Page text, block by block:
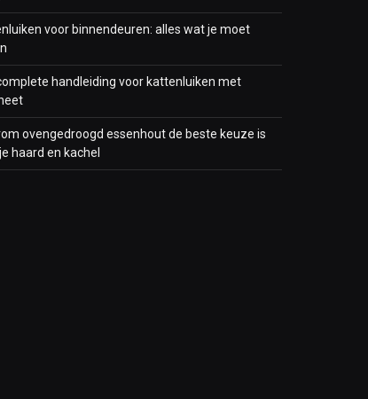
voor binnendeuren: alles wat je moet
handleiding voor kattenluiken met
ovengedroogd essenhout de beste keuze is
haard en kachel